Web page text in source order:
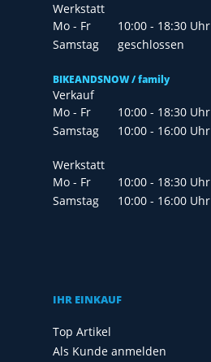
Werkstatt
Mo - Fr
10:00 - 18:30 Uhr
Samstag
geschlossen
BIKEANDSNOW / family
Verkauf
Mo - Fr
10:00 - 18:30 Uhr
Samstag
10:00 - 16:00 Uhr
Werkstatt
Mo - Fr
10:00 - 18:30 Uhr
Samstag
10:00 - 16:00 Uhr
IHR EINKAUF
Top Artikel
Als Kunde anmelden